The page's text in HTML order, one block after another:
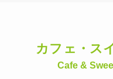
カフェ・ス
Cafe &